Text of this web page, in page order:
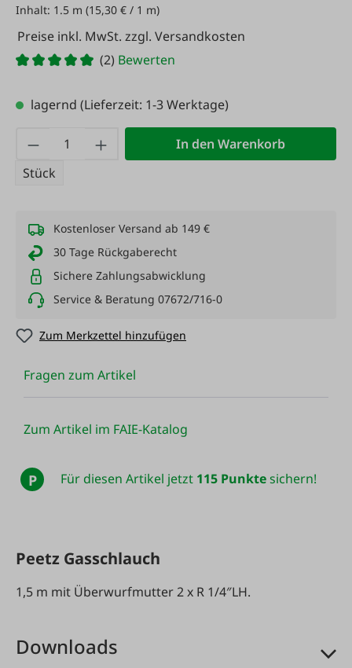
Inhalt: 1.5 m (15,30 € / 1 m)
Preise inkl. MwSt. zzgl. Versandkosten
(2) Bewerten
lagernd (Lieferzeit: 1-3 Werktage)
Produkt Anzahl: Gib den gewünschten
Stück
In den Warenkorb
Kostenloser Versand ab 149 €
30 Tage Rückgaberecht
Sichere Zahlungsabwicklung
Service & Beratung 07672/716-0
Zum Merkzettel hinzufügen
Fragen zum Artikel
Zum Artikel im FAIE-Katalog
P Für diesen Artikel jetzt 115 Punktesichern!
Peetz Gasschlauch
1,5 m mit Überwurfmutter 2 x R 1/4″LH.
Downloads